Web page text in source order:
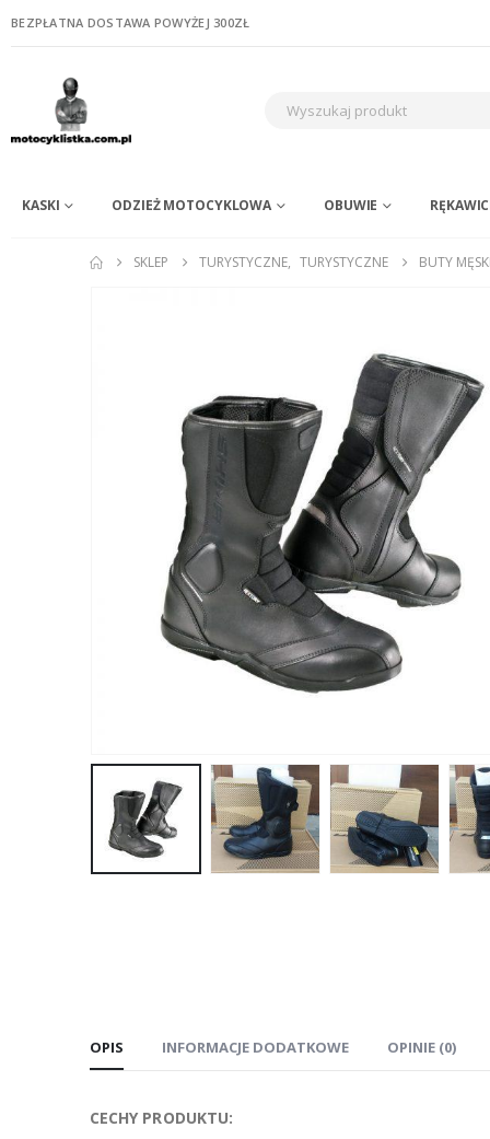
BEZPŁATNA DOSTAWA POWYŻEJ 300ZŁ
KASKI ODZIEŻ MOTOCYKLOWA OBUWIE
SKLEP TURYSTYCZNE, TURYSTYCZNE BUTY
OPIS INFORMACJE DODATKOWE OPINIE (0)
CECHY PRODUKTU: